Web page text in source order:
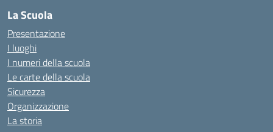
La Scuola
Presentazione
I luoghi
I numeri della scuola
Le carte della scuola
Sicurezza
Organizzazione
La storia